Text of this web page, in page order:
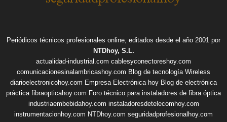
Periódicos técnicos profesionales online, editados desde el año 2001 por
NTDhoy, S.L.
actualidad-industrial.com cablesyconectoreshoy.com
comunicacionesinalambricashoy.com Blog de tecnología Wireless
diarioelectronicohoy.com Empresa Electrónica hoy Blog de electrónica
práctica fibraopticahoy.com Foro técnico para instaladores de fibra óptica
industriaembebidahoy.com instaladoresdetelecomhoy.com
instrumentacionhoy.com NTDhoy.com seguridadprofesionalhoy.com